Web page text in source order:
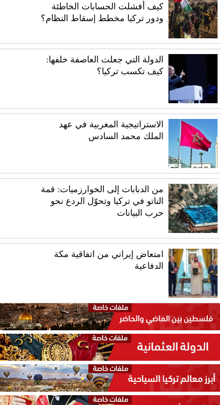
كيف أفشلت الحسابات الخاطئة
ودور تركيا مخطط إسقاط النظام؟
الدولة التي جعلت العاصفة خلفها:
كيف تكسب تركيا؟
الاستراتيجية المغربية في عهد
الملك محمد السادس
من الدبابات إلى الخوارزميات: قمة
الناتو في تركيا وتحوّل الردع نحو
حرب البيانات
امتعاض إيراني من اتفاقية مكة
الدفاعية